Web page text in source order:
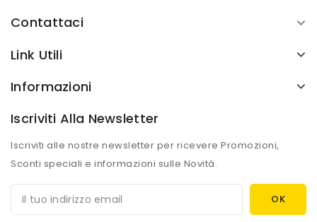
Contattaci
Link Utili
Informazioni
Iscriviti Alla Newsletter
Iscriviti alle nostre newsletter per ricevere Promozioni,
Sconti speciali e informazioni sulle Novità.